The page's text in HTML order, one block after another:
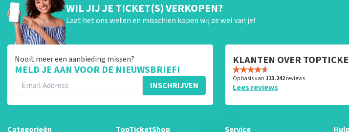
WIL JIJ JE TICKET(S) VERKOPEN?
Laat het ons weten en misschien kopen wij ze wel van je!
Nooit meer een aanbieding missen?
MELD JE AAN VOOR DE NIEUWSBRIEF!
INSCHRIJVEN
KLANTEN OVER
Op basis van 113.242reviews
Lees reviews
Categorieën TopTicketShop Service